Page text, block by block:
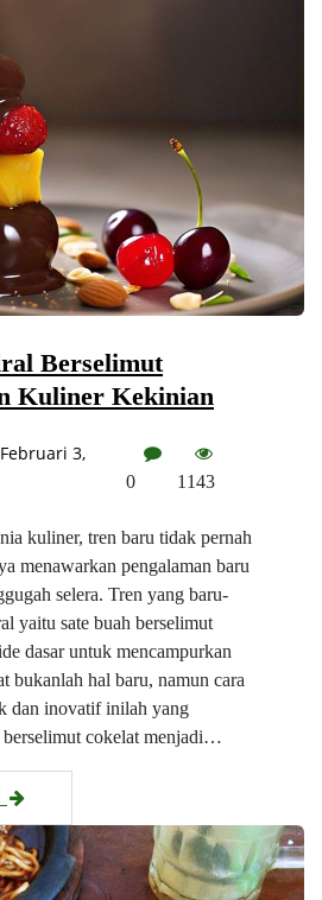
Berselimut
Kuliner Kekinian
Februari 3,
0 1143
kuliner, tren baru tidak pernah
menawarkan pengalaman baru
selera. Tren yang baru-
yaitu sate buah berselimut
dasar untuk mencampurkan
bukanlah hal baru, namun cara
dan inovatif inilah yang
berselimut cokelat menjadi…